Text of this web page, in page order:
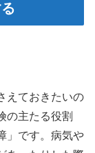
えておきたいの
の主たる役割
」です。病気や